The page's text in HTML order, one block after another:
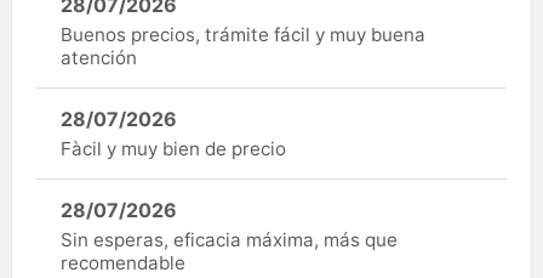
Buenos precios, trámite fácil y muy buena
atención
28/07/2026
Fàcil y muy bien de precio
28/07/2026
Sin esperas, eficacia máxima, más que
recomendable